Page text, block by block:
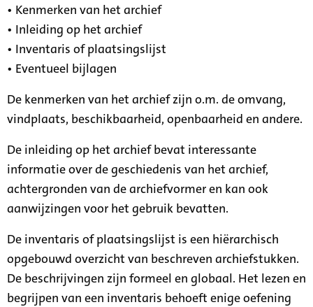
• Kenmerken van het archief
• Inleiding op het archief
• Inventaris of plaatsingslijst
• Eventueel bijlagen
De kenmerken van het archief zijn o.m. de omvang,
vindplaats, beschikbaarheid, openbaarheid en andere.
De inleiding op het archief bevat interessante
informatie over de geschiedenis van het archief,
achtergronden van de archiefvormer en kan ook
aanwijzingen voor het gebruik bevatten.
De inventaris of plaatsingslijst is een hiërarchisch
opgebouwd overzicht van beschreven archiefstukken.
De beschrijvingen zijn formeel en globaal. Het lezen en
begrijpen van een inventaris behoeft enige oefening